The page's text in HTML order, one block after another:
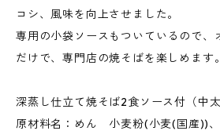
コシ、風味を向上させました。
専用の小袋ソースもついているので、
だけで、専門店の焼そばを楽しめます。
深蒸し仕立て焼そば2食ソース付（中太
原材料名：めん 小麦粉(小麦(国産))